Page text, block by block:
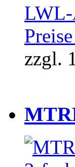
zzgl.